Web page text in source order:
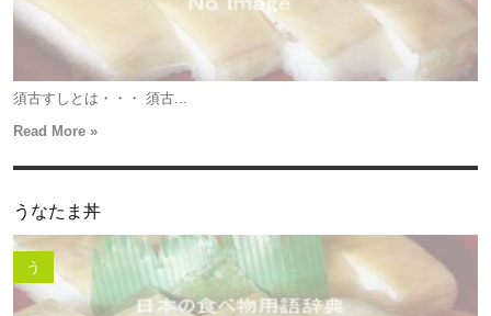
須古すしとは・・・ 須古...
Read More »
うなたま丼
う